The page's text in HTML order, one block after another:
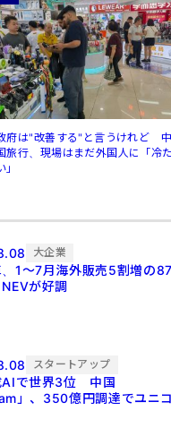
府は"改善する"と言うけれど
旅行、現場はまだ外国人に「冷
」
大企業
、1～7月海外販売5割増の
が好調
スタートアップ
AIで世界3位 中国
」、350億円調達でユニ